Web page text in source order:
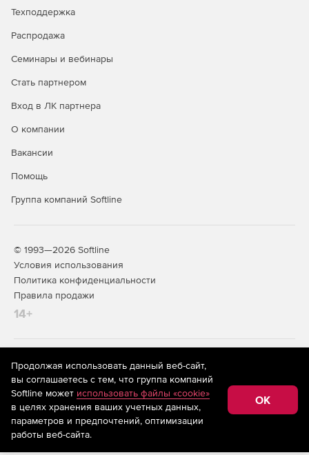
Техподдержка
Распродажа
Семинары и вебинары
Стать партнером
Вход в ЛК партнера
О компании
Вакансии
Помощь
Группа компаний Softline
© 1993—2026 Softline
Условия использования
Политика конфиденциальности
Правила продажи
14+
На информационном ресурсе store.softline.ru применяются
рекомендательные технологии
(информационные технологии
предоставления информации на основе сбора,
систематизации и анализа сведений, относящихся к
предпочтениям пользователей сети «Интернет»,
находящихся на территории Российской Федерации)
Продолжая использовать данный веб-сайт,
вы соглашаетесь с тем, что группа компаний
Softline может использовать файлы «cookie»
в целях хранения ваших учетных данных,
параметров и предпочтений, оптимизации
работы веб-сайта.
OK